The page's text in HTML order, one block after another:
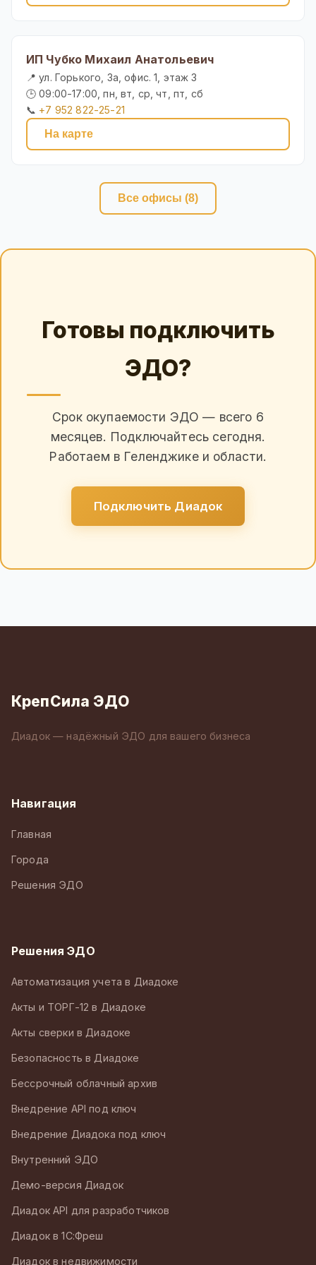
ИП Чубко Михаил Анатольевич
📍 ул. Горького, 3а, офис. 1, этаж 3
🕒 09:00-17:00, пн, вт, ср, чт, пт, сб
📞 +7 952 822-25-21
На карте
Все офисы (8)
Готовы подключить
ЭДО?
Срок окупаемости ЭДО — всего 6
месяцев. Подключайтесь сегодня.
Работаем в Геленджике и области.
Подключить Диадок
КрепСила ЭДО
Диадок — надёжный ЭДО для вашего бизнеса
Навигация
Главная
Города
Решения ЭДО
Решения ЭДО
Автоматизация учета в Диадоке
Акты и ТОРГ-12 в Диадоке
Акты сверки в Диадоке
Безопасность в Диадоке
Бессрочный облачный архив
Внедрение API под ключ
Внедрение Диадока под ключ
Внутренний ЭДО
Демо-версия Диадок
Диадок API для разработчиков
Диадок в 1С:Фреш
Диадок в недвижимости